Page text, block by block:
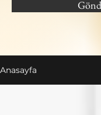
Anasayfa